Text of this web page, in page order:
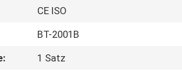
CE ISO
BT-2001B
1 Satz